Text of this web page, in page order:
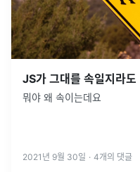
JS가 그대를 속일지라도
뭐야 왜 속이는데요
2021년 9월 30일 · 4개의 댓글